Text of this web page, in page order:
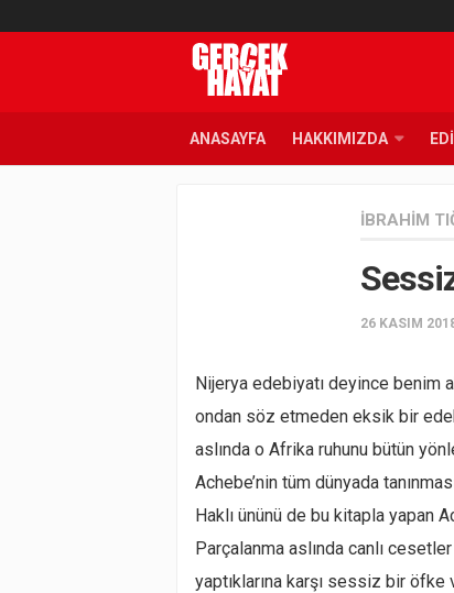
ANASAYFA HAKKIMIZDA
İBRAHIM
26 KASIM
Nijerya edebiyatı deyince benim
ondan söz etmeden eksik bir
aslında o Afrika ruhunu bütün
Achebe’nin tüm dünyada
Haklı ününü de bu kitapla yapan
Parçalanma aslında canlı
yaptıklarına karşı sessiz bir öfke